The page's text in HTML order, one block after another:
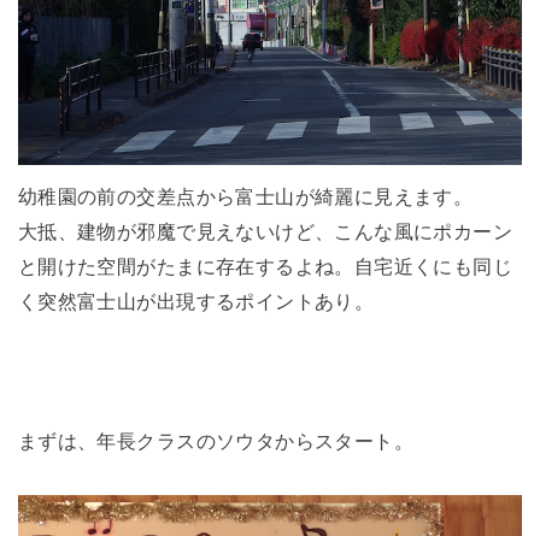
幼稚園の前の交差点から富士山が綺麗に見えます。
大抵、建物が邪魔で見えないけど、こんな風にポカーン
と開けた空間がたまに存在するよね。自宅近くにも同じ
く突然富士山が出現するポイントあり。
まずは、年長クラスのソウタからスタート。